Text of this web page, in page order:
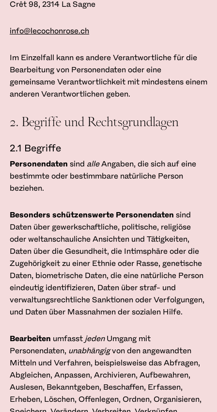
Crêt 98, 2314 La Sagne
info@lecochonrose.ch
Im Einzelfall kann es andere Verantwortliche für die
Bearbeitung von Personendaten oder eine
gemeinsame Verantwortlichkeit mit mindestens einem
anderen Verantwortlichen geben.
2. Begriffe und Rechtsgrundlagen
2.1 Begriffe
Personendaten sind alleAngaben, die sich auf eine
bestimmte oder bestimmbare natürliche Person
beziehen.
Besonders schützenswerte Personendaten sind
Daten über gewerkschaftliche, politische, religiöse
oder weltanschauliche Ansichten und Tätigkeiten,
Daten über die Gesundheit, die Intimsphäre oder die
Zugehörigkeit zu einer Ethnie oder Rasse, genetische
Daten, biometrische Daten, die eine natürliche Person
eindeutig identifizieren, Daten über straf- und
verwaltungsrechtliche Sanktionen oder Verfolgungen,
und Daten über Massnahmen der sozialen Hilfe.
Bearbeiten umfasst jedenUmgang mit
Personendaten, unabhängigvon den angewandten
Mitteln und Verfahren, beispielsweise das Abfragen,
Abgleichen, Anpassen, Archivieren, Aufbewahren,
Auslesen, Bekanntgeben, Beschaffen, Erfassen,
Erheben, Löschen, Offenlegen, Ordnen, Organisieren,